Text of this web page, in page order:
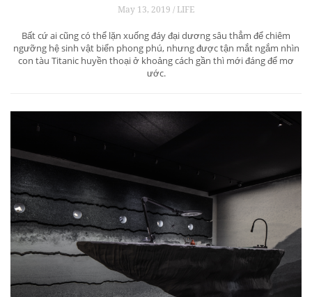
May 13, 2019 / LIFE
Bất cứ ai cũng có thể lặn xuống đáy đại dương sâu thẳm để chiêm
ngưỡng hệ sinh vật biển phong phú, nhưng được tận mắt ngắm nhìn
con tàu Titanic huyền thoại ở khoảng cách gần thì mới đáng để mơ
ước.